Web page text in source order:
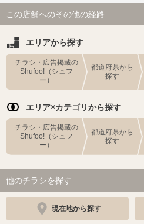
この店舗へのその他の経路
エリアから探す
チラシ・広告掲載の
Shufoo!（シュフ
ー）
都道府県から
探す
エリア×カテゴリから探す
チラシ・広告掲載の
Shufoo!（シュフ
ー）
都道府県から
探す
他のチラシを探す
現在地から探す